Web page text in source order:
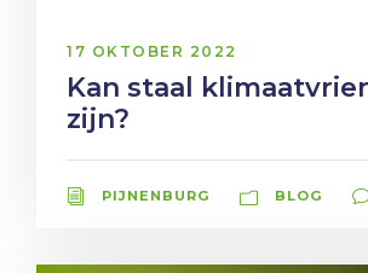
17 OKTOBER 2022
Kan staal
zijn?
PIJNENBURG BLOG